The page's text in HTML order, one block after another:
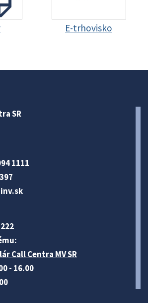
E-trhovisko
SR
1111
.sk
Call Centra MV SR
- 16.00